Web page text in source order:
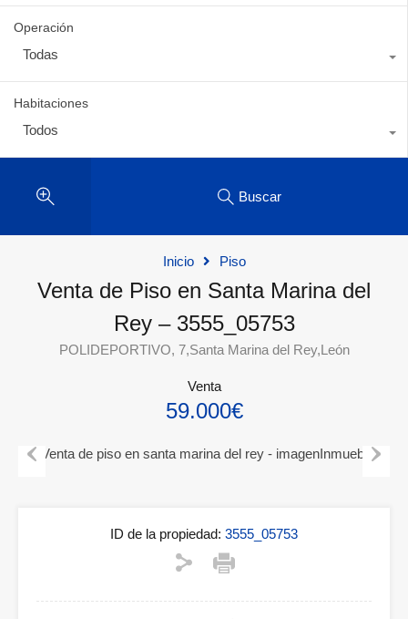
Operación
Todas
Habitaciones
Todos
Buscar
Inicio Piso
Venta de Piso en Santa Marina del
Rey – 3555_05753
POLIDEPORTIVO, 7,Santa Marina del Rey,León
Venta
59.000€
ID de la propiedad: 3555_05753